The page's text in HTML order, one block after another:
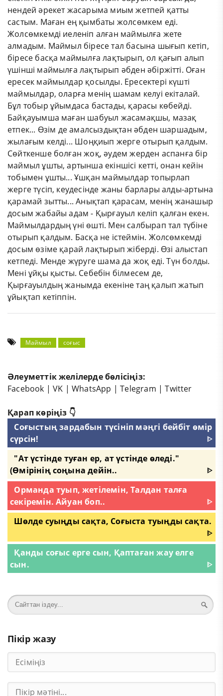
нендей әрекет жасарыма миым жетпей қатты
састым. Маған ең қымбаты жолсөмкем еді.
Жолсөмкемді иеленіп алған маймылға жете
алмадым. Маймыл біресе тал басына шығып кетіп,
біресе басқа маймылға лақтырып, ол қағып алып
үшінші маймылға лақтырып әбден әбіржітті. Оған
ересек маймылдар қосылды. Ересектері күшті
маймылдар, оларға менің шамам келуі екіталай.
Бұл тобыр ұйымдаса бастады, қарасы көбейді.
Байқауымша маған шабуыл жасамақшы, мазақ
етпек... Өзім де амалсыздықтан әбден шаршадым,
жылағым келді... Шоңқиып жерге отырып қалдым.
Сөйткенше болған жоқ, әудем жерден аспанға бір
маймыл ұшты, артынша екіншісі кетті, онан кейін
тобымен ұшты... Ұшқан маймылдар топырлап
жерге түсіп, кеудесінде жаны барлары алды-артына
қарамай зытты... Анықтап қарасам, менің жанашыр
досым жабайы адам - Қырғауыл келіп қалған екен.
Маймылдардың үні өшті. Мен салбырап тал түбіне
отырып қалдым. Басқа не істеймін. Жолсөмкемді
досым өзіме қарай лақтырып жіберді. Өзі алыстап
кетпеді. Менде жүруге шама да жоқ еді. Түн болды.
Мені ұйқы қысты. Себебін білмесем де,
Қырғауылдың жанымда екеніне таң қалып жатып
ұйықтап кетіппін.
Маймыл соғыс
Әлеуметтік желілерде бөлісіңіз:
Facebook |VK |WhatsApp |Telegram |Twitter
Қарап көріңіз 👇
Соғыстың зардабын түсініп мәңгі бейбіт өмір
сүрсін!
ᐈ
"Ат үстінде туған ер, ат үстінде өледі."
(Өмірінің соңына дейін..
ᐈ
Орманда туып, жетілемін, Талдан талға
секіремін. Айуан боп..
ᐈ
Шөлде суыңды сақта, Соғыста туыңды сақта.
ᐈ
Қанды соғыс ерге сын, Қаптаған жау елге
сын.
ᐈ
Пікір жазу